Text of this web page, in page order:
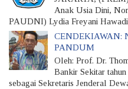
Anak Usia Dini,
PAUDNI) Lydia Freyani Hawadi
CENDEKIAWAN:
PANDUM
Oleh: Prof. Dr.
Bankir Sekitar
sebagai Sekretaris Jenderal